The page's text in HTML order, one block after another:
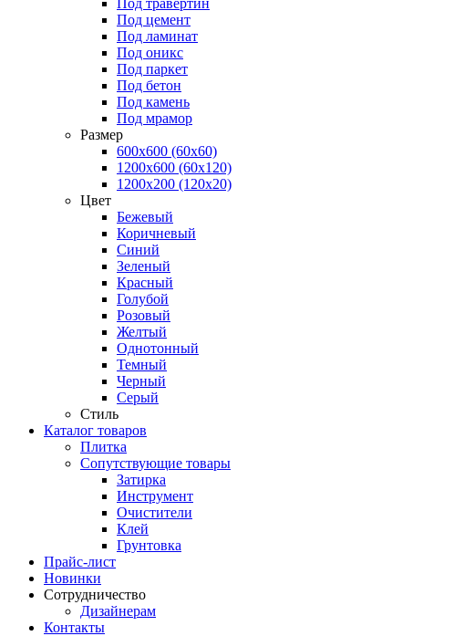
Под травертин
Под цемент
Под ламинат
Под оникс
Под паркет
Под бетон
Под камень
Под мрамор
Размер
600х600 (60х60)
1200х600 (60х120)
1200х200 (120x20)
Цвет
Бежевый
Коричневый
Синий
Зеленый
Красный
Голубой
Розовый
Желтый
Однотонный
Темный
Черный
Серый
Стиль
Каталог товаров
Плитка
Сопутствующие товары
Затирка
Инструмент
Очистители
Клей
Грунтовка
Прайс-лист
Новинки
Сотрудничество
Дизайнерам
Контакты